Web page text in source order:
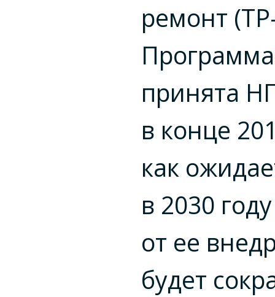
ремонт
принята
в конце
как
в 2030
от ее
будет